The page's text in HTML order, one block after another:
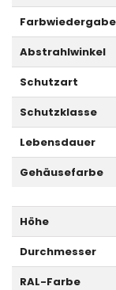
Farbwiedergabe
Abstrahlwinkel
Schutzart
Schutzklasse
Lebensdauer
Gehäusefarbe
Höhe
Durchmesser
RAL-Farbe